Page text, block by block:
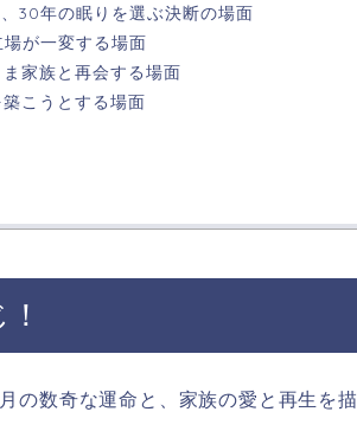
30年の眠りを選ぶ決断の場面
が一変する場面
家族と再会する場面
こうとする場面
の数奇な運命と、家族の愛と再生を描